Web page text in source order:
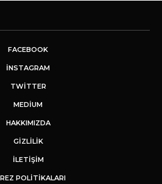
FACEBOOK
INSTAGRAM
TWITTER
MEDIUM
HAKKIMIZDA
GİZLİLİK
İLETIŞIM
POLITIKALARI